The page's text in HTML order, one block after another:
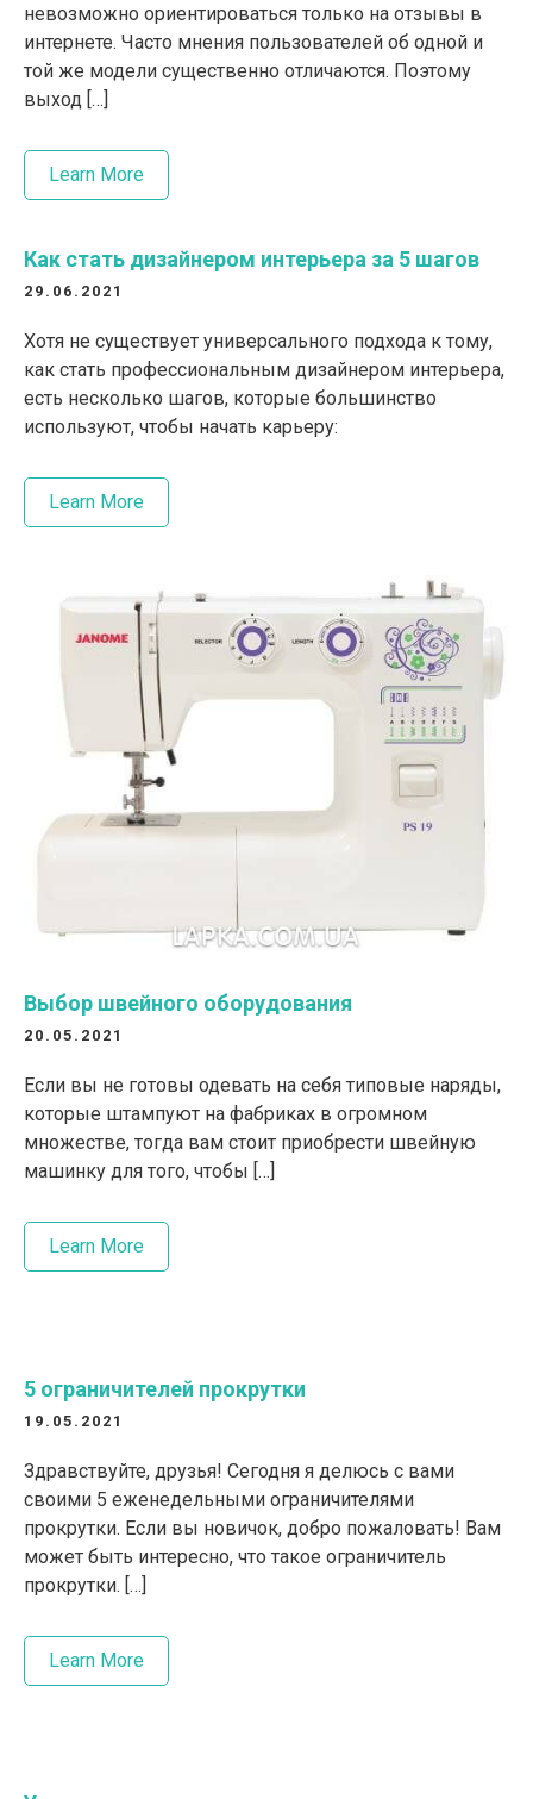
невозможно ориентироваться только на отзывы в
интернете. Часто мнения пользователей об одной и
той же модели существенно отличаются. Поэтому
выход […]
Learn More
Как стать дизайнером интерьера за 5 шагов
29.06.2021
Хотя не существует универсального подхода к тому,
как стать профессиональным дизайнером интерьера,
есть несколько шагов, которые большинство
используют, чтобы начать карьеру:
Learn More
Выбор швейного оборудования
20.05.2021
Если вы не готовы одевать на себя типовые наряды,
которые штампуют на фабриках в огромном
множестве, тогда вам стоит приобрести швейную
машинку для того, чтобы […]
Learn More
5 ограничителей прокрутки
19.05.2021
Здравствуйте, друзья! Сегодня я делюсь с вами
своими 5 еженедельными ограничителями
прокрутки. Если вы новичок, добро пожаловать! Вам
может быть интересно, что такое ограничитель
прокрутки. […]
Learn More